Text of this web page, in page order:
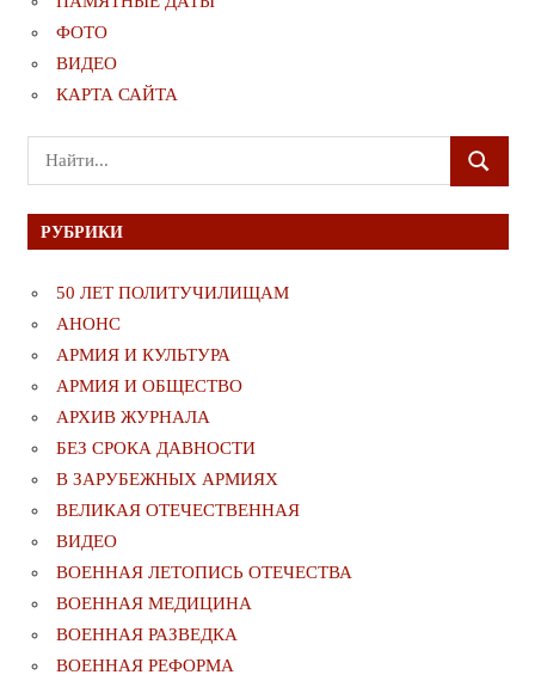
ФОТО
ВИДЕО
КАРТА САЙТА
Поиск
для:
ПОИСК
РУБРИКИ
50 ЛЕТ ПОЛИТУЧИЛИЩАМ
АНОНС
АРМИЯ И КУЛЬТУРА
АРМИЯ И ОБЩЕСТВО
АРХИВ ЖУРНАЛА
БЕЗ СРОКА ДАВНОСТИ
В ЗАРУБЕЖНЫХ АРМИЯХ
ВЕЛИКАЯ ОТЕЧЕСТВЕННАЯ
ВИДЕО
ВОЕННАЯ ЛЕТОПИСЬ ОТЕЧЕСТВА
ВОЕННАЯ МЕДИЦИНА
ВОЕННАЯ РАЗВЕДКА
ВОЕННАЯ РЕФОРМА